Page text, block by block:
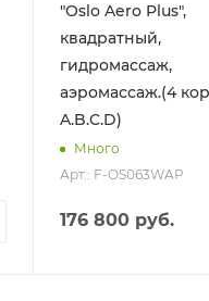
"Oslo Aero Plus",
квадратный,
гидромассаж,
аэромассаж.(4
A.B.C.D)
Много
Арт.: F-OS063WAP
176 800 руб.